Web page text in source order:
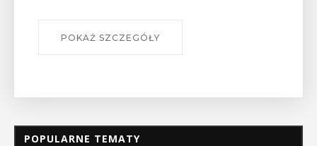
POKAŻ SZCZEGÓŁY
POPULARNE TEMATY